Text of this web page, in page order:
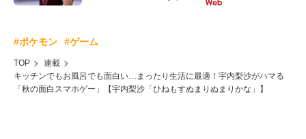
#ポケモン #ゲーム
TOP
連載
キッチンでもお風呂でも面白い…まったり生活に最適！宇内梨沙がハマる
「秋の面白スマホゲー」【宇内梨沙「ひねもすぬまりぬまりかな」】